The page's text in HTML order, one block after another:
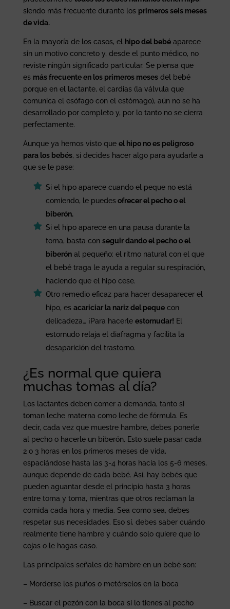
siendo más frecuente durante los primeros seis meses
de vida.
En la mayoría de los casos, el hipo del bebéaparece
sin un motivo concreto y, desde el punto médico, no
reviste ningún significado particular. Se piensa que
es más frecuente en los primeros mesesdel bebé
porque en el lactante, el cardias (la válvula que
comunica el esófago con el estómago), aún no se ha
desarrollado por completo y, por lo tanto no se cierra
perfectamente.
Aunque ya hemos visto que el hipo no es peligroso
para los bebés, si decides hacer algo para ayudarle a
que se le pase:
Si el hipo aparece cuando el peque no está
comiendo, le puedesofrecer el pecho o el
biberón.
Si el hipo aparece en una pausa durante la
toma, basta con seguir dando el pecho o el
biberónal pequeño: el ritmo natural con el que
el bebé traga le ayuda a regular su respiración,
haciendo que el hipo cese.
Otro remedio eficaz para hacer desaparecer el
hipo, es acariciar la nariz del pequecon
delicadeza… ¡Para hacerle estornudar! El
estornudo relaja el diafragma y facilita la
desaparición del trastorno.
¿Es normal que quiera
muchas tomas al día?
Los lactantes deben comer a demanda, tanto si
toman leche materna como leche de fórmula. Es
decir, cada vez que muestre hambre, debes ponerle
al pecho o hacerle un biberón. Esto suele pasar cada
2 o 3 horas en los primeros meses de vida,
espaciándose hasta las 3-4 horas hacia los 5-6 meses,
aunque depende de cada bebé. Así, hay bebés que
pueden aguantar desde el principio hasta 3 horas
entre toma y toma, mientras que otros reclaman la
comida cada hora y media. Sea como sea, debes
respetar sus necesidades. Eso sí, debes saber cuándo
realmente tiene hambre y cuándo solo quiere que lo
cojas o le hagas caso.
Las principales señales de hambre en un bebé son:
– Morderse los puños o metérselos en la boca
– Buscar el pezón con la boca si lo tienes al pecho